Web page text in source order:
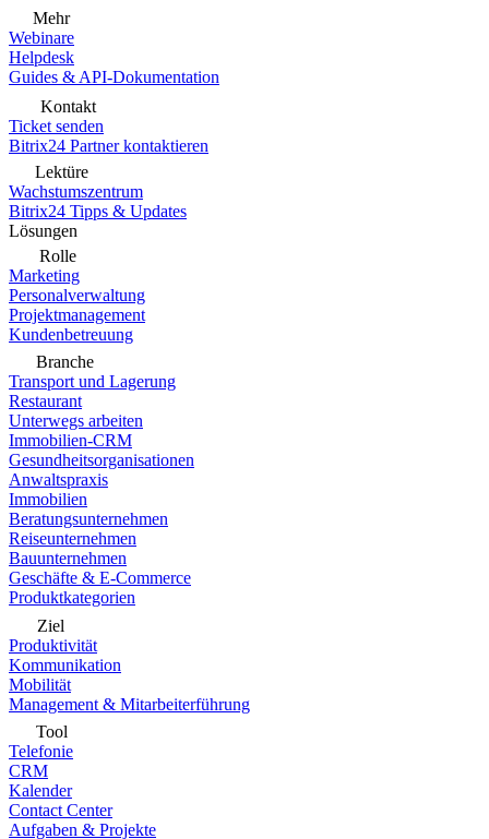
Mehr
Webinare
Helpdesk
Guides & API-Dokumentation
Kontakt
Ticket senden
Bitrix24 Partner kontaktieren
Lektüre
Wachstumszentrum
Bitrix24 Tipps & Updates
Lösungen
Rolle
Marketing
Personalverwaltung
Projektmanagement
Kundenbetreuung
Branche
Transport und Lagerung
Restaurant
Unterwegs arbeiten
Immobilien-CRM
Gesundheitsorganisationen
Anwaltspraxis
Immobilien
Beratungsunternehmen
Reiseunternehmen
Bauunternehmen
Geschäfte & E-Commerce
Produktkategorien
Ziel
Produktivität
Kommunikation
Mobilität
Management & Mitarbeiterführung
Tool
Telefonie
CRM
Kalender
Contact Center
Aufgaben & Projekte